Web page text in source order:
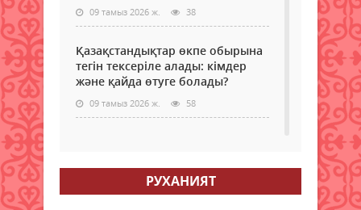
09 тамыз 2026 ж. 38
Қазақстандықтар өкпе обырына
тегін тексеріле алады: кімдер
және қайда өтуге болады?
09 тамыз 2026 ж. 58
жариялады
09 тамыз 2026 ж. 61
РУХАНИЯТ